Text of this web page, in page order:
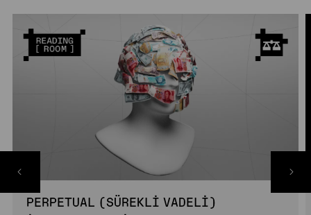
PERPETUAL (SÜREKLI VADELI)